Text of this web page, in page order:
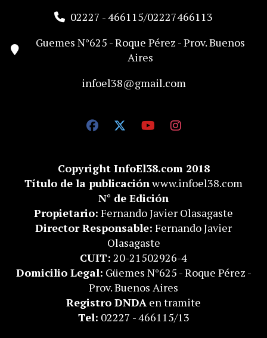
Copyright InfoEl38.com 2018
Título de la publicaciónwww.infoel38.com
N° de Edición
Propietario: Fernando Javier Olasagaste
Director Responsable: Fernando Javier
Olasagaste
CUIT: 20-21502926-4
Domicilio Legal: Güemes N°625 - Roque Pérez -
Prov. Buenos Aires
Registro DNDA en tramite
Tel: 02227 - 466115/13
02227 - 466115/02227466113
Guemes N°625 - Roque Pérez - Prov. Buenos
Aires
infoel38@gmail.com